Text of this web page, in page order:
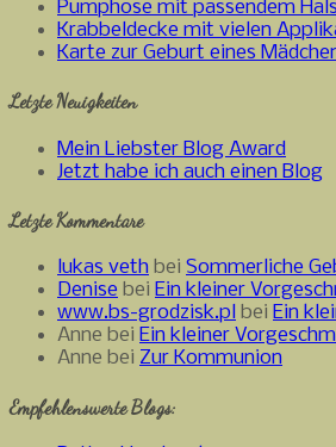
Pumphose mit passendem
Krabbeldecke mit vielen
Karte zur Geburt eines
Letzte Neuigkeiten
Mein Liebster Blog Award
Jetzt habe ich auch einen Blog
Letzte Kommentare
lukas veth bei Sommerliche
Denise bei Ein kleiner
www.bs-grodzisk.pl bei Ein
Anne bei Ein kleiner
Anne bei Zur Kommunion
Empfehlenswerte Blogs: